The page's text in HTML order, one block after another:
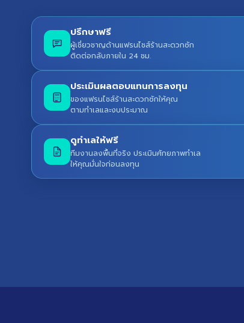
ปรึกษาฟรี
ผู้เชี่ยวชาญด้านแฟรนไชส์ร้านสะดวกซัก
ติดต่อกลับภายใน 24 ชม.
ประเมินผลตอบแทนการลงทุน
ของแฟรนไชส์ร้านสะดวกซักให้คุณ
ตามทำเลและงบประมาณ
ดูทำเลให้ฟรี
ทีมงานลงพื้นที่จริง ประเมินศักยภาพทำเล
ให้คุณมั่นใจก่อนลงทุน